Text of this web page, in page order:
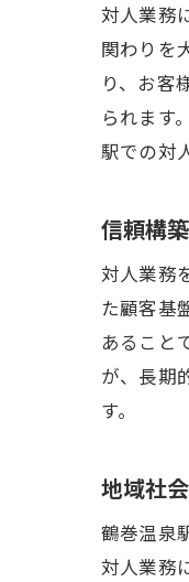
対人業務
関わりを
り、お客
られます
駅での対
信頼構
対人業務
た顧客基
あること
が、長期
す。
地域社
鶴巻温泉
対人業務